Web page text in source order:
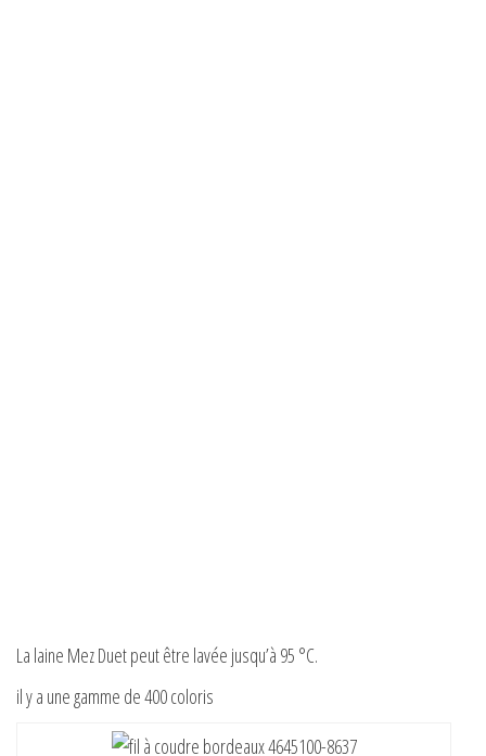
La laine Mez Duet peut être lavée jusqu’à 95 °C.
il y a une gamme de 400 coloris